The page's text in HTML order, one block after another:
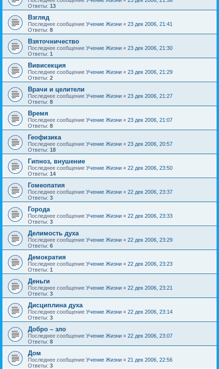
Ответы: 13
Взгляд
Последнее сообщение Учение Жизни « 23 дек 2006, 21:41
Ответы: 8
Взяточничество
Последнее сообщение Учение Жизни « 23 дек 2006, 21:30
Ответы: 1
Вивисекция
Последнее сообщение Учение Жизни « 23 дек 2006, 21:29
Ответы: 2
Врачи и целители
Последнее сообщение Учение Жизни « 23 дек 2006, 21:27
Ответы: 8
Время
Последнее сообщение Учение Жизни « 23 дек 2006, 21:07
Ответы: 8
Геофизика
Последнее сообщение Учение Жизни « 23 дек 2006, 20:57
Ответы: 18
Гипноз, внушение
Последнее сообщение Учение Жизни « 22 дек 2006, 23:50
Ответы: 14
Гомеопатия
Последнее сообщение Учение Жизни « 22 дек 2006, 23:37
Ответы: 3
Города
Последнее сообщение Учение Жизни « 22 дек 2006, 23:33
Ответы: 3
Делимость духа
Последнее сообщение Учение Жизни « 22 дек 2006, 23:29
Ответы: 6
Демократия
Последнее сообщение Учение Жизни « 22 дек 2006, 23:23
Ответы: 1
Деньги
Последнее сообщение Учение Жизни « 22 дек 2006, 23:21
Ответы: 3
Дисциплина духа
Последнее сообщение Учение Жизни « 22 дек 2006, 23:14
Ответы: 3
Добро – зло
Последнее сообщение Учение Жизни « 22 дек 2006, 23:07
Ответы: 8
Дом
Последнее сообщение Учение Жизни « 21 дек 2006, 22:56
Ответы: 3